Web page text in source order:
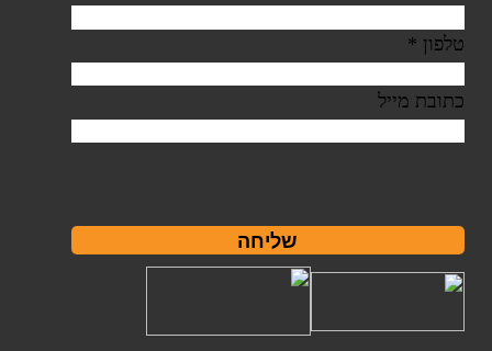
טלפון *
כתובת מייל
שליחה